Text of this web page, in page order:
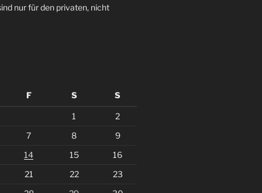
nur für den privaten, nicht
F S S
1
2
7
8
9
14
15
16
21
22
23